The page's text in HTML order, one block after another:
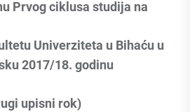
Prvog ciklusa studija na
Univerziteta u Bihaću u
2017/18. godinu
upisni rok)